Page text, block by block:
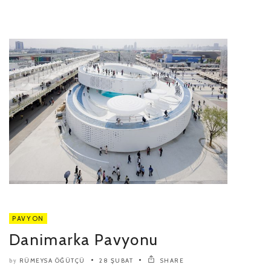
PAVYON
Danimarka Pavyonu
by RÜMEYSA ÖĞÜTÇÜ 28 ŞUBAT SHARE